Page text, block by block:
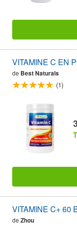
VITAMINE C EN
de Best Naturals
(1)
VITAMINE C+ 60
de Zhou